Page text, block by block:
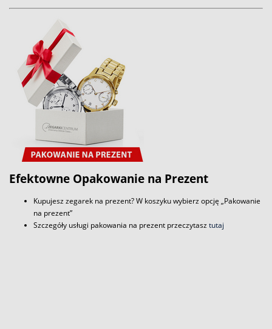
Efektowne Opakowanie na Prezent
Kupujesz zegarek na prezent? W koszyku wybierz opcję „Pakowanie
na prezent”
Szczegóły usługi pakowania na prezent przeczytasztutaj